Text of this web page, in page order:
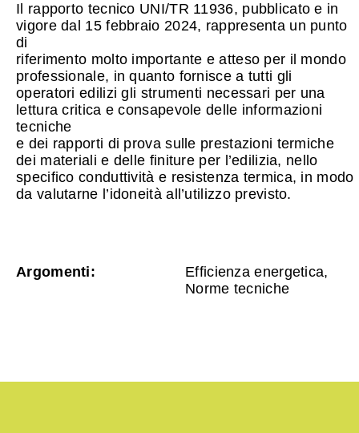
Il rapporto tecnico UNI/TR 11936, pubblicato e in
vigore dal 15 febbraio 2024, rappresenta un punto
di
riferimento molto importante e atteso per il mondo
professionale, in quanto fornisce a tutti gli
operatori edilizi gli strumenti necessari per una
lettura critica e consapevole delle informazioni
tecniche
e dei rapporti di prova sulle prestazioni termiche
dei materiali e delle finiture per l’edilizia, nello
specifico conduttività e resistenza termica, in modo
da valutarne l’idoneità all’utilizzo previsto.
Argomenti:
Efficienza energetica,
Norme tecniche